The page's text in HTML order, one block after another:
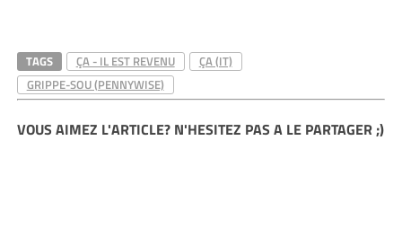
TAGS ÇA - IL EST REVENU
ÇA (IT)
GRIPPE-SOU (PENNYWISE)
VOUS AIMEZ L'ARTICLE? N'HESITEZ PAS A LE PARTAGER ;)